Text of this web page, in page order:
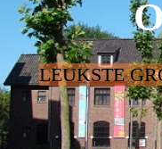
LEUKSTE